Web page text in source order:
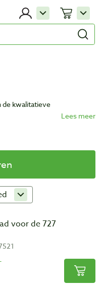
de kwalitatieve
heeft onder andere
voor de 727